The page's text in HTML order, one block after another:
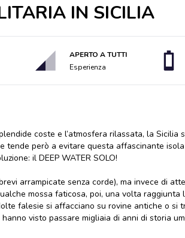
IN SICILIA
APERTO A TUTTI
Esperienza
coste e l’atmosfera rilassata, la
tende però a evitare questa affascinante
il DEEP WATER SOLO!
arrampicate senza corde), ma invece di
mossa faticosa, poi, una volta
falesie si affacciano su rovine antiche o si
visto passare migliaia di anni di storia